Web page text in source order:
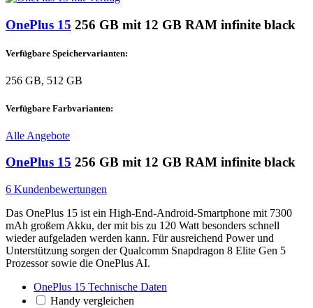
OnePlus 15 256 GB mit 12 GB RAM infinite black
Verfügbare Speichervarianten:
256 GB, 512 GB
Verfügbare Farbvarianten:
Alle Angebote
OnePlus 15 256 GB mit 12 GB RAM infinite black
6 Kundenbewertungen
Das OnePlus 15 ist ein High-End-Android-Smartphone mit 7300
mAh großem Akku, der mit bis zu 120 Watt besonders schnell
wieder aufgeladen werden kann. Für ausreichend Power und
Unterstützung sorgen der Qualcomm Snapdragon 8 Elite Gen 5
Prozessor sowie die OnePlus AI.
OnePlus 15 Technische Daten
Handy vergleichen